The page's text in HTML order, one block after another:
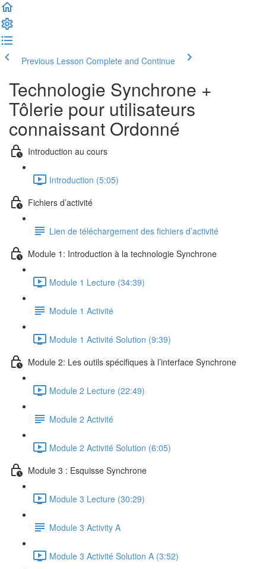
Previous Lesson Complete and Continue
Technologie Synchrone +
Tôlerie pour utilisateurs
connaissant Ordonné
Introduction au cours
Introduction (5:05)
Fichiers d’activité
Lien de téléchargement des fichiers d’activité
Module 1: Introduction à la technologie Synchrone
Module 1 Lecture (34:39)
Module 1 Activité
Module 1 Activité Solution (9:39)
Module 2: Les outils spécifiques à l’interface Synchrone
Module 2 Lecture (22:49)
Module 2 Activité
Module 2 Activité Solution (6:05)
Module 3 : Esquisse Synchrone
Module 3 Lecture (30:29)
Module 3 Activity A
Module 3 Activité Solution A (3:52)